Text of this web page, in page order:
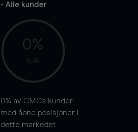
- Alle kunder
0%
N/A
0% av CMCs kunder
med åpne posisjoner i
dette markedet